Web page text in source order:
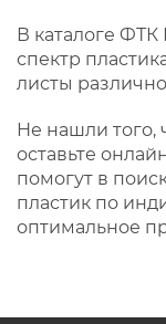
В каталоге
спектр
листы
Не нашли того,
оставьте
помогут в
пластик по
оптимальное